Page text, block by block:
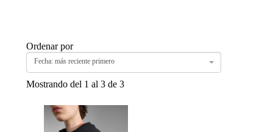
Ordenar por
Fecha: más reciente primero
Mostrando del 1 al 3 de 3